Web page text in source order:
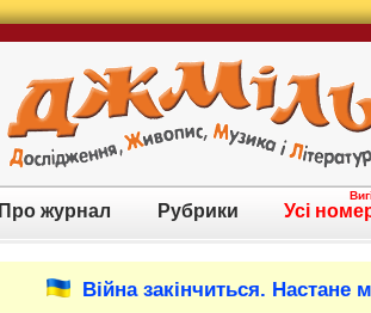
Про журнал Рубрики Усі
Війна закінчиться. Настане